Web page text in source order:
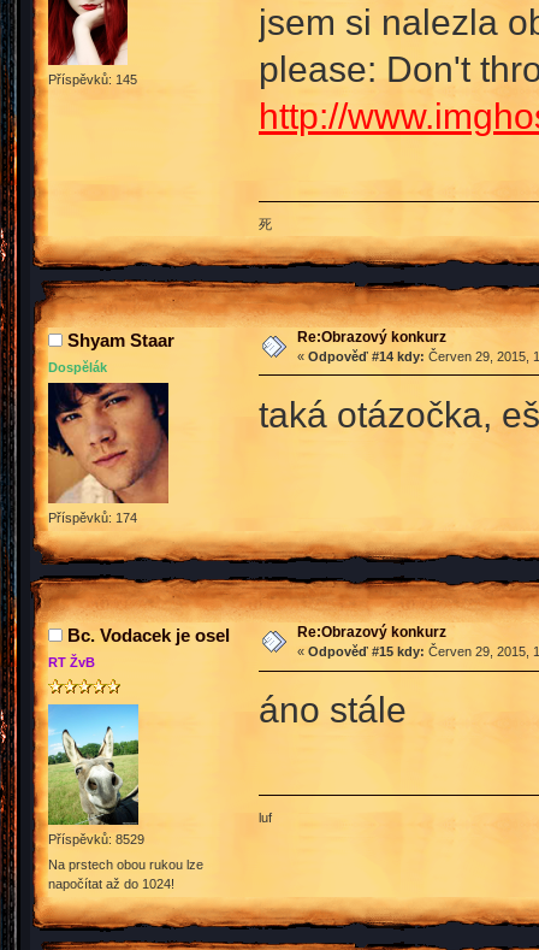
Příspěvků: 145
jsem si nalezla
please: Don't
http://
死
Shyam Staar
Dospělák
Příspěvků: 174
Re:Obrazový konkurz
« Odpověď #14 kdy: Červen 29, 2015,
taká otázočka,
Bc. Vodacek je osel
RT ŽvB
Příspěvků: 8529
Na prstech obou rukou lze
napočítat až do 1024!
Re:Obrazový konkurz
« Odpověď #15 kdy: Červen 29, 2015,
áno stále
luf